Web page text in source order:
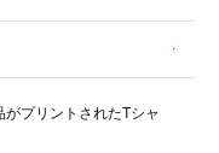
プリントされたTシャ